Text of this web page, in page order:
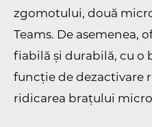
zgomotului, două
Teams. De asemenea,
fiabilă și durabilă, cu o
funcție de dezactivare
ridicarea brațului